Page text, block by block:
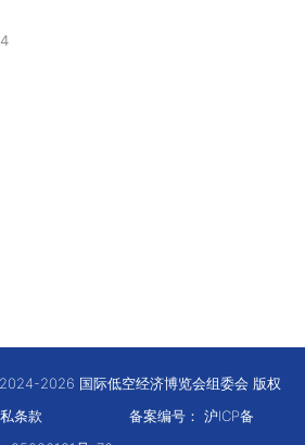
2024-2026 国际低空经济博览会组委会 版权
条款 备案编号： 沪ICP备